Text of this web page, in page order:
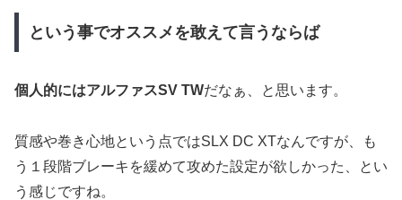
という事でオススメを敢えて言うならば
個人的にはアルファスSV TWだなぁ、と思います。
質感や巻き心地という点ではSLX DC XTなんですが、も
う１段階ブレーキを緩めて攻めた設定が欲しかった、とい
う感じですね。